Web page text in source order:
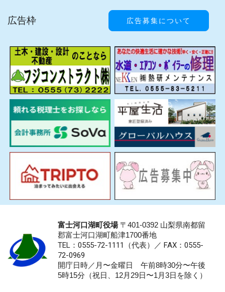
広告枠 広告募集について
富士河口湖町役場〒401-0392 山梨県南都留
郡富士河口湖町船津1700番地
TEL：0555-72-1111 （代表）／ FAX：0555-
72-0969
開庁日時／月〜金曜日 午前8時30分〜午後
5時15分（祝日、12月29日〜1月3日を除く）